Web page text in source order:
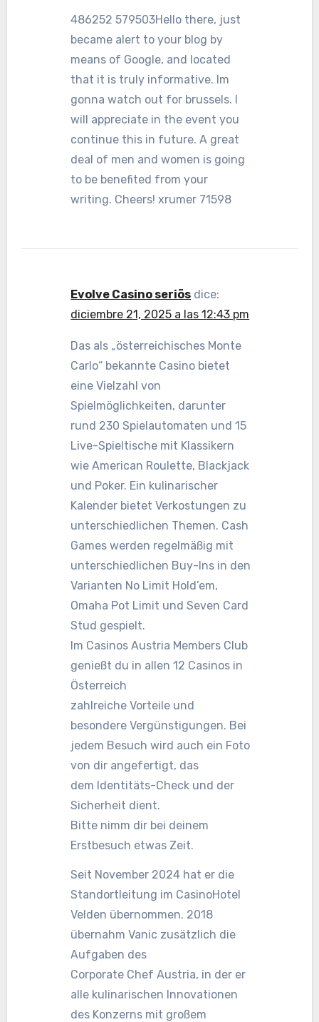
486252 579503Hello there, just
became alert to your blog by
means of Google, and located
that it is truly informative. Im
gonna watch out for brussels. I
will appreciate in the event you
continue this in future. A great
deal of men and women is going
to be benefited from your
writing. Cheers! xrumer 71598
Evolve Casino seriös dice:
diciembre 21, 2025 a las 12:43 pm
Das als „österreichisches Monte
Carlo“ bekannte Casino bietet
eine Vielzahl von
Spielmöglichkeiten, darunter
rund 230 Spielautomaten und 15
Live-Spieltische mit Klassikern
wie American Roulette, Blackjack
und Poker. Ein kulinarischer
Kalender bietet Verkostungen zu
unterschiedlichen Themen. Cash
Games werden regelmäßig mit
unterschiedlichen Buy-Ins in den
Varianten No Limit Hold’em,
Omaha Pot Limit und Seven Card
Stud gespielt.
Im Casinos Austria Members Club
genießt du in allen 12 Casinos in
Österreich
zahlreiche Vorteile und
besondere Vergünstigungen. Bei
jedem Besuch wird auch ein Foto
von dir angefertigt, das
dem Identitäts-Check und der
Sicherheit dient.
Bitte nimm dir bei deinem
Erstbesuch etwas Zeit.
Seit November 2024 hat er die
Standortleitung im CasinoHotel
Velden übernommen. 2018
übernahm Vanic zusätzlich die
Aufgaben des
Corporate Chef Austria, in der er
alle kulinarischen Innovationen
des Konzerns mit großem